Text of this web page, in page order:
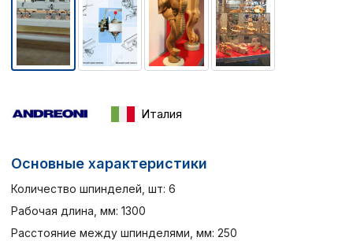
Италия
Основные характеристики
Количество шпинделей, шт: 6
Рабочая длина, мм: 1300
Расстояние между шпинделями, мм: 250